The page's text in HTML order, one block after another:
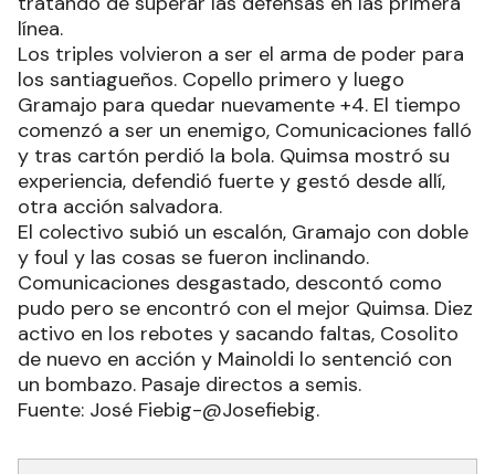
línea.
Los triples volvieron a ser el arma de poder para
los santiagueños. Copello primero y luego
Gramajo para quedar nuevamente +4. El tiempo
comenzó a ser un enemigo, Comunicaciones falló
y tras cartón perdió la bola. Quimsa mostró su
experiencia, defendió fuerte y gestó desde allí,
otra acción salvadora.
El colectivo subió un escalón, Gramajo con doble
y foul y las cosas se fueron inclinando.
Comunicaciones desgastado, descontó como
pudo pero se encontró con el mejor Quimsa. Diez
activo en los rebotes y sacando faltas, Cosolito
de nuevo en acción y Mainoldi lo sentenció con
un bombazo. Pasaje directos a semis.
Fuente: José Fiebig-@Josefiebig.